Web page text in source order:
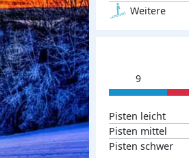
Weitere
9
Pisten leicht
Pisten mittel
Pisten schwer